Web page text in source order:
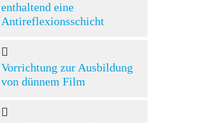
enthaltend eine
Antireflexionsschicht
Vorrichtung zur Ausbildung
von dünnem Film